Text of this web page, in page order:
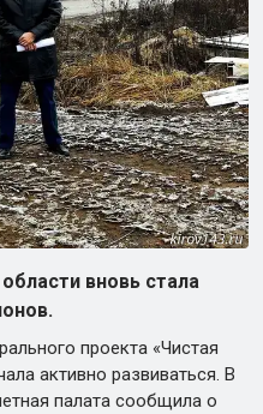
вновь стала
проекта «Чистая
активно развиваться. В
палата сообщила о